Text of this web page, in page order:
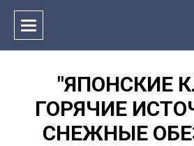
"ЯПОНСКИЕ
ГОРЯЧИЕ
СНЕЖНЫЕ